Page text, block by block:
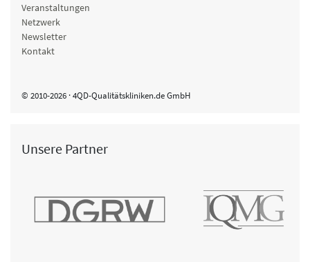
Veranstaltungen
Netzwerk
Newsletter
Kontakt
© 2010-2026 · 4QD-Qualitätskliniken.de GmbH
Unsere Partner